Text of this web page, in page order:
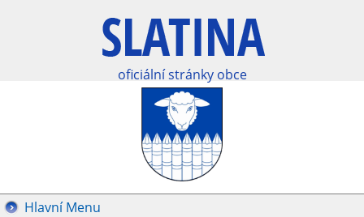
oficiální stránky obce
Hlavní Menu